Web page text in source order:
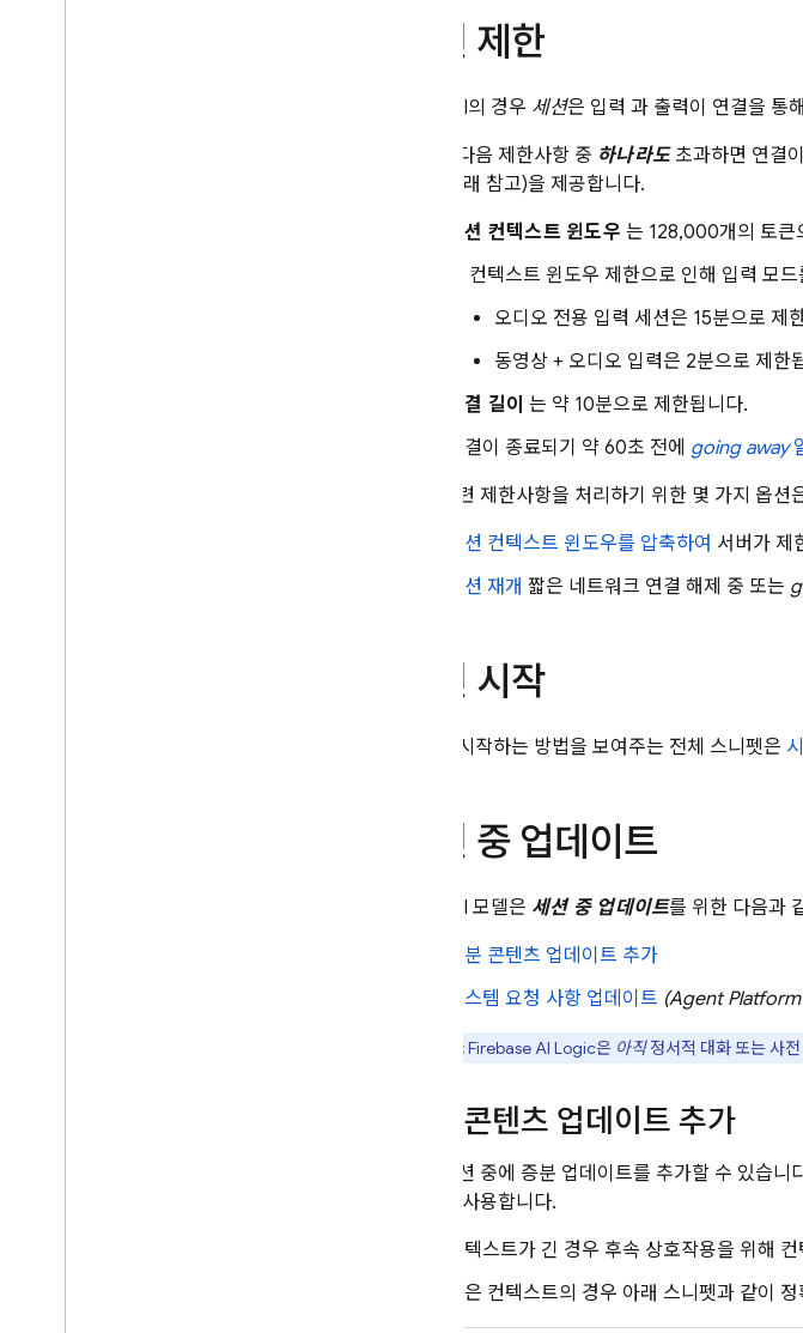
세션 제한
Live API의 경우 세션은 입력 과 출력이 연결을 통
세션이 다음 제한사항 중 하나라도초과하면 연결
옵션 (아래 참고)을 제공합니다.
세션 컨텍스트 윈도우 는 128,000개의 토큰
이 컨텍스트 윈도우 제한으로 인해 입력 모
오디오 전용 입력 세션은 15분으로 제
동영상 + 오디오 입력은 2분으로 제한
연결 길이 는 약 10분으로 제한됩니다.
연결이 종료되기 약 60초 전에 going away
세션 관련 제한사항을 처리하기 위한 몇 가지 옵션
세션 컨텍스트 윈도우를 압축하여 서버가 제
세션 재개 짧은 네트워크 연결 해제 중 또는
세션 시작
세션을 시작하는 방법을 보여주는 전체 스니펫은
세션 중 업데이트
Live API 모델은 세션 중 업데이트를 위한 다음과
증분 콘텐츠 업데이트 추가
시스템 요청 사항 업데이트 (Agent Platform
참고:Firebase AI Logic은 아직정서적 대화 또는 사
증분 콘텐츠 업데이트 추가
활성 세션 중에 증분 업데이트를 추가할 수 있습
하는 데 사용합니다.
컨텍스트가 긴 경우 후속 상호작용을 위해
짧은 컨텍스트의 경우 아래 스니펫과 같이